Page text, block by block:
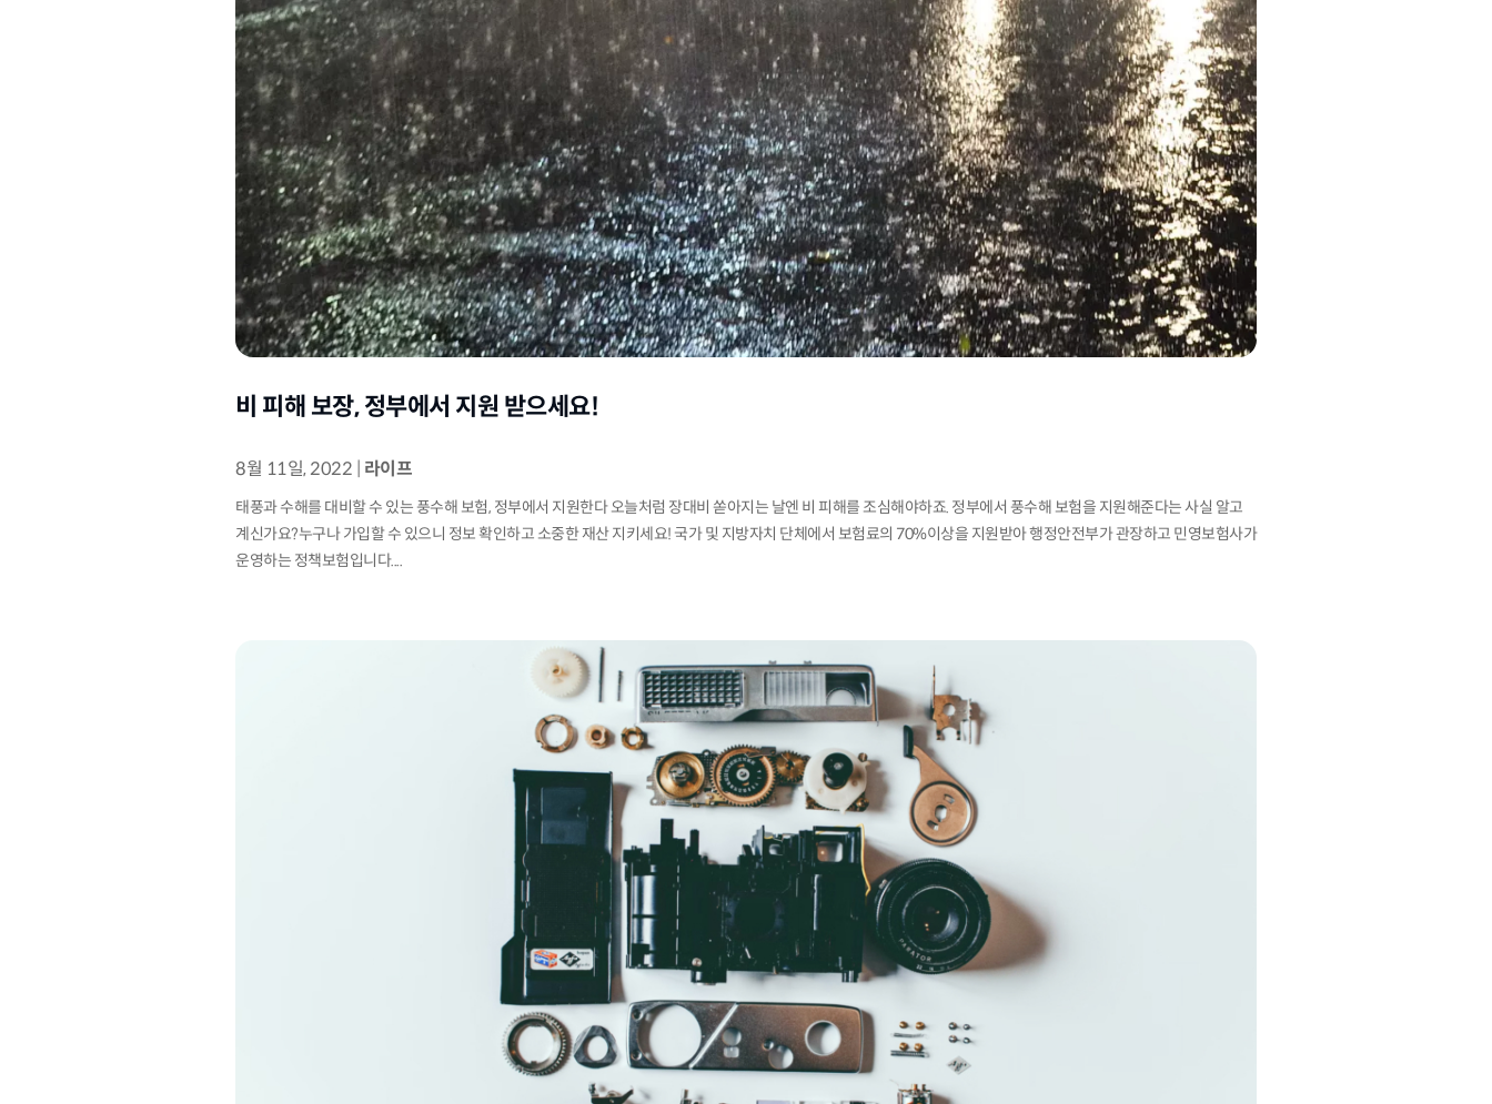
비 피해 보장, 정부에서 지원 받으세요!
8월 11일, 2022 라이프
태풍과 수해를 대비할 수 있는 풍수해 보험, 정부에서 지원한다 오늘처럼 장대비 쏟아지는 날엔 비 피해를 조심해야하죠. 정부에서 풍수해 보험을 지원해준다는 사실 알고
계신가요?누구나 가입할 수 있으니 정보 확인하고 소중한 재산 지키세요! 국가 및 지방자치 단체에서 보험료의 70%이상을 지원받아 행정안전부가 관장하고 민영보험사가
운영하는 정책보험입니다....